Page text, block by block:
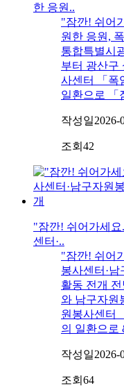
한 응원..
"잠깐! 쉬어
원한 응원,
통합특별시
부터 광산구
사센터 「폭
일환으로 「
작성일2026-
조회 42
"잠깐! 쉬어가세
센터·..
"잠깐! 쉬어
봉사센터·
활동 전개
와 남구자원
원봉사센터
의 일환으로
작성일2026-
조회 64